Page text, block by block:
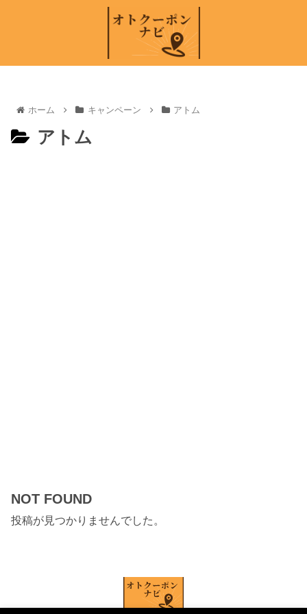
ホーム キャンペーン アトム
アトム
NOT FOUND
投稿が見つかりませんでした。